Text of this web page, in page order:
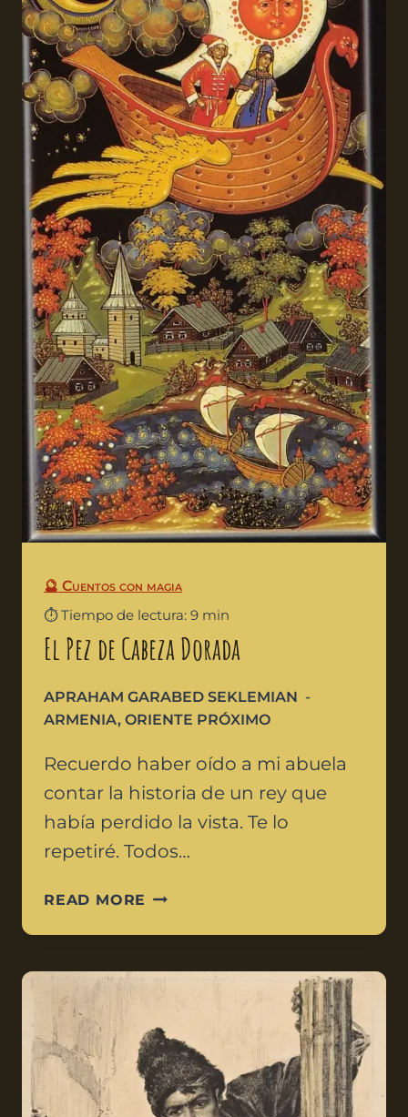
🔮 Cuentos con magia
⏱️ Tiempo de lectura: 9 min
El Pez de Cabeza Dorada
APRAHAM GARABED SEKLEMIAN
ARMENIA, ORIENTE PRÓXIMO
Recuerdo haber oído a mi abuela
contar la historia de un rey que
había perdido la vista. Te lo
repetiré. Todos…
READ MORE